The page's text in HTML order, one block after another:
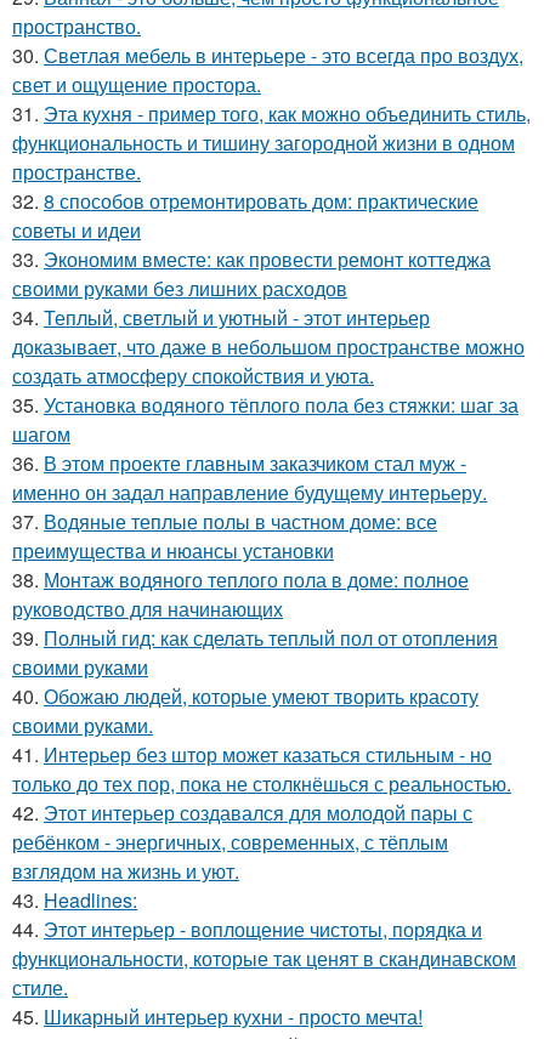
пространство.
30. Светлая мебель в интерьере - это всегда про воздух,
свет и ощущение простора.
31. Эта кухня - пример того, как можно объединить стиль,
функциональность и тишину загородной жизни в одном
пространстве.
32. 8 способов отремонтировать дом: практические
советы и идеи
33. Экономим вместе: как провести ремонт коттеджа
своими руками без лишних расходов
34. Теплый, светлый и уютный - этот интерьер
доказывает, что даже в небольшом пространстве можно
создать атмосферу спокойствия и уюта.
35. Установка водяного тёплого пола без стяжки: шаг за
шагом
36. В этом проекте главным заказчиком стал муж -
именно он задал направление будущему интерьеру.
37. Водяные теплые полы в частном доме: все
преимущества и нюансы установки
38. Монтаж водяного теплого пола в доме: полное
руководство для начинающих
39. Полный гид: как сделать теплый пол от отопления
своими руками
40. Обожаю людей, которые умеют творить красоту
своими руками.
41. Интерьер без штор может казаться стильным - но
только до тех пор, пока не столкнёшься с реальностью.
42. Этот интерьер создавался для молодой пары с
ребёнком - энергичных, современных, с тёплым
взглядом на жизнь и уют.
43. Headlines:
44. Этот интерьер - воплощение чистоты, порядка и
функциональности, которые так ценят в скандинавском
стиле.
45. Шикарный интерьер кухни - просто мечта!